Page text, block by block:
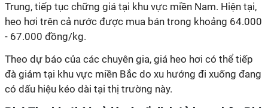
Trung, tiếp tục chững giá tại khu vực miền Nam. Hiện tại,
heo hơi trên cả nước được mua bán trong khoảng 64.000
- 67.000 đồng/kg.
Theo dự báo của các chuyên gia, giá heo hơi có thể tiếp
đà giảm tại khu vực miền Bắc do xu hướng đi xuống đang
có dấu hiệu kéo dài tại thị trường này.